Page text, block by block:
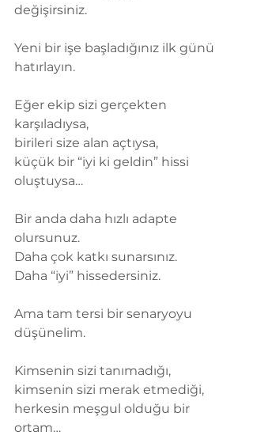
değişirsiniz.
Yeni bir işe başladığınız ilk günü
hatırlayın.
Eğer ekip sizi gerçekten
karşıladıysa,
birileri size alan açtıysa,
küçük bir “iyi ki geldin” hissi
oluştuysa…
Bir anda daha hızlı adapte
olursunuz.
Daha çok katkı sunarsınız.
Daha “iyi” hissedersiniz.
Ama tam tersi bir senaryoyu
düşünelim.
Kimsenin sizi tanımadığı,
kimsenin sizi merak etmediği,
herkesin meşgul olduğu bir
ortam…